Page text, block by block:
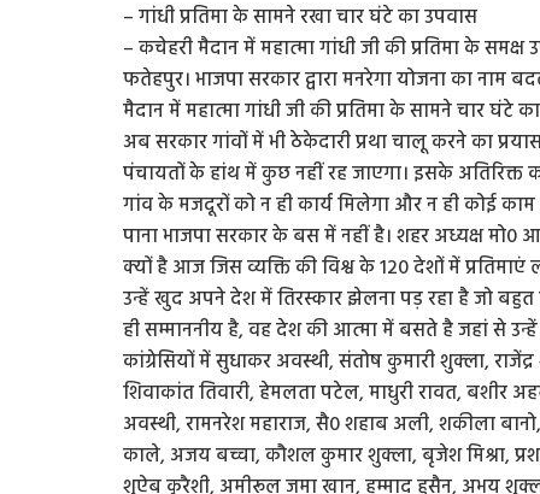
– गांधी प्रतिमा के सामने रखा चार घंटे का उपवास
– कचेहरी मैदान में महात्मा गांधी जी की प्रतिमा के समक्ष
फतेहपुर। भाजपा सरकार द्वारा मनरेगा योजना का नाम
मैदान में महात्मा गांधी जी की प्रतिमा के सामने चार घंटे
अब सरकार गांवों में भी ठेकेदारी प्रथा चालू करने का
पंचायतों के हांथ में कुछ नहीं रह जाएगा। इसके अतिरिक्त
गांव के मजदूरों को न ही कार्य मिलेगा और न ही कोई काम
पाना भाजपा सरकार के बस में नहीं है। शहर अध्यक्ष मो0
क्यों है आज जिस व्यक्ति की विश्व के 120 देशों में
उन्हें खुद अपने देश में तिरस्कार झेलना पड़ रहा है जो
ही सम्माननीय है, वह देश की आत्मा में बसते है जहां से
कांग्रेसियों में सुधाकर अवस्थी, संतोष कुमारी शुक्ला,
शिवाकांत तिवारी, हेमलता पटेल, माधुरी रावत, बशीर
अवस्थी, रामनरेश महाराज, सै0 शहाब अली, शकीला
काले, अजय बच्चा, कौशल कुमार शुक्ला, बृजेश मिश्रा,
शुऐब कुरैशी, अमीरूल जमा खान, हम्माद हुसैन, अभय